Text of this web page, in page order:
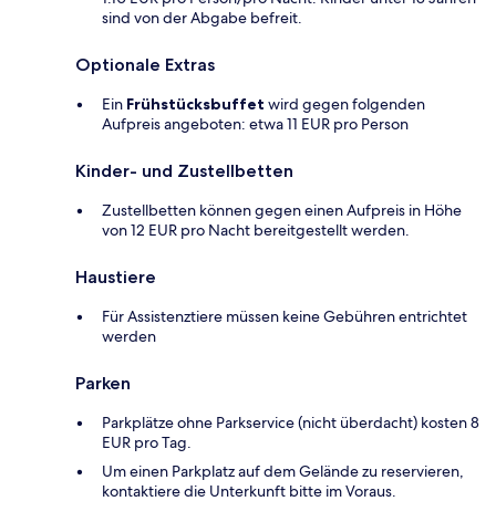
sind von der Abgabe befreit.
Optionale Extras
Ein Frühstücksbuffet wird gegen folgenden
Aufpreis angeboten: etwa 11 EUR pro Person
Kinder- und Zustellbetten
Zustellbetten können gegen einen Aufpreis in Höhe
von 12 EUR pro Nacht bereitgestellt werden.
Haustiere
Für Assistenztiere müssen keine Gebühren entrichtet
werden
Parken
Parkplätze ohne Parkservice (nicht überdacht) kosten 8
EUR pro Tag.
Um einen Parkplatz auf dem Gelände zu reservieren,
kontaktiere die Unterkunft bitte im Voraus.